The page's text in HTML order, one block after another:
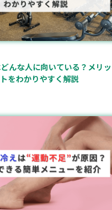
んな人に向いている？メリッ
をわかりやすく解説